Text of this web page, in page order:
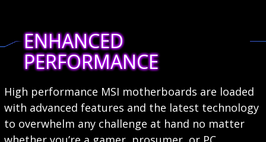
ENHANCED
PERFORMANCE
High performance MSI motherboards are loaded
with advanced features and the latest technology
to overwhelm any challenge at hand no matter